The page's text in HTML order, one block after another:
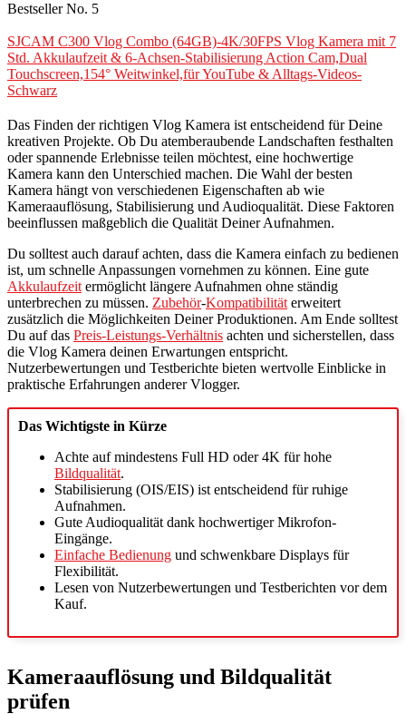
Bestseller No. 5
SJCAM C300 Vlog Combo (64GB)-4K/30FPS Vlog Kamera mit 7
Std. Akkulaufzeit & 6-Achsen-Stabilisierung Action Cam,Dual
Touchscreen,154° Weitwinkel,für YouTube & Alltags-Videos-
Schwarz
Das Finden der richtigen Vlog Kamera ist entscheidend für Deine
kreativen Projekte. Ob Du atemberaubende Landschaften festhalten
oder spannende Erlebnisse teilen möchtest, eine hochwertige
Kamera kann den Unterschied machen. Die Wahl der besten
Kamera hängt von verschiedenen Eigenschaften ab wie
Kameraauflösung, Stabilisierung und Audioqualität. Diese Faktoren
beeinflussen maßgeblich die Qualität Deiner Aufnahmen.
Du solltest auch darauf achten, dass die Kamera einfach zu bedienen
ist, um schnelle Anpassungen vornehmen zu können. Eine gute
Akkulaufzeit ermöglicht längere Aufnahmen ohne ständig
unterbrechen zu müssen. Zubehör-Kompatibilität erweitert
zusätzlich die Möglichkeiten Deiner Produktionen. Am Ende solltest
Du auf das Preis-Leistungs-Verhältnis achten und sicherstellen, dass
die Vlog Kamera deinen Erwartungen entspricht.
Nutzerbewertungen und Testberichte bieten wertvolle Einblicke in
praktische Erfahrungen anderer Vlogger.
Das Wichtigste in Kürze
Achte auf mindestens Full HD oder 4K für hohe
Bildqualität.
Stabilisierung (OIS/EIS) ist entscheidend für ruhige
Aufnahmen.
Gute Audioqualität dank hochwertiger Mikrofon-
Eingänge.
Einfache Bedienung und schwenkbare Displays für
Flexibilität.
Lesen von Nutzerbewertungen und Testberichten vor dem
Kauf.
Kameraauflösung und Bildqualität
prüfen